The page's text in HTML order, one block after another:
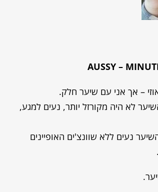
AUSSY–
– אך אני עם שיער חלק.
לא היה מקורזל יותר, נעים למגע,
נעים ללא שוונצ'ים האופיינים